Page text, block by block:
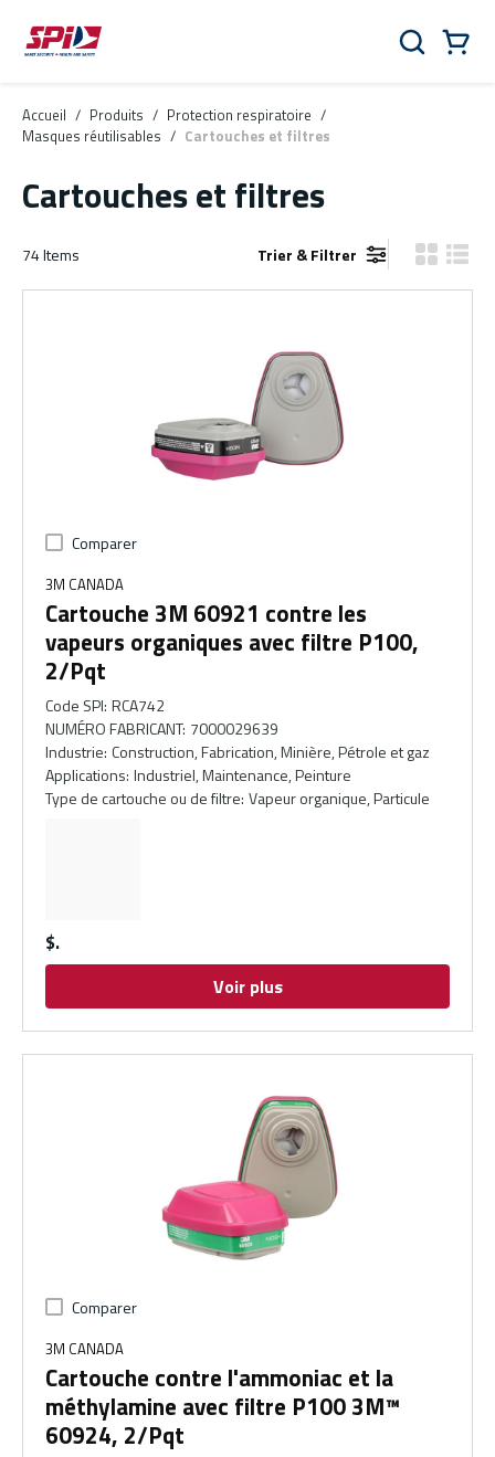
Aller au contenu principal
Skip to menu
Skip to footer
Rechercher
Accueil / Produits / Protection respiratoire /
Masques réutilisables / Cartouches et filtres
Cartouches et filtres
74Items Trier & Filtrer Vue grille
Vue
Comparer
3M CANADA
Cartouche 3M 60921 contre les
vapeurs organiques avec filtre P100,
2/Pqt
Code SPI: RCA742
NUMÉRO FABRICANT: 7000029639
Industrie: Construction, Fabrication, Minière, Pétrole et gaz
Applications: Industriel, Maintenance, Peinture
Type de cartouche ou de filtre: Vapeur organique, Particule
$
Voir plus
Comparer
3M CANADA
Cartouche contre l'ammoniac et la
méthylamine avec filtre P100 3M™
60924, 2/Pqt